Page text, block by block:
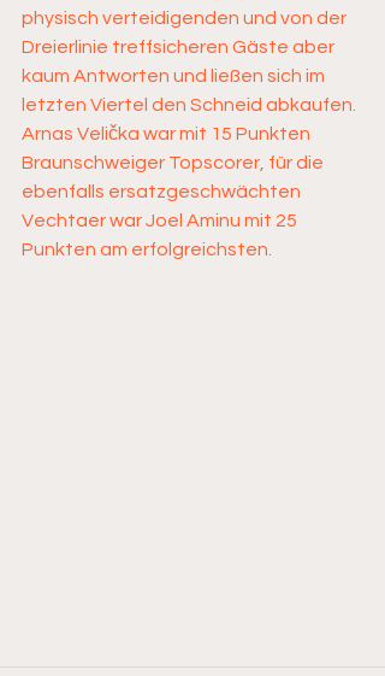
physisch verteidigenden und von der
Dreierlinie treffsicheren Gäste aber
kaum Antworten und ließen sich im
letzten Viertel den Schneid abkaufen.
Arnas Velička war mit 15 Punkten
Braunschweiger Topscorer, für die
ebenfalls ersatzgeschwächten
Vechtaer war Joel Aminu mit 25
Punkten am erfolgreichsten.